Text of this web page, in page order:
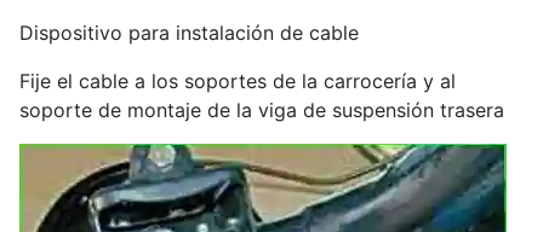
Dispositivo para instalación de cable
Fije el cable a los soportes de la carrocería y al
soporte de montaje de la viga de suspensión trasera